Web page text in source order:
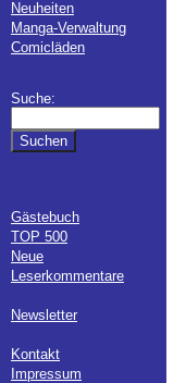
Neuheiten
Manga-Verwaltung
Comicläden
Suche:
Gästebuch
TOP 500
Neue
Leserkommentare
Newsletter
Kontakt
Impressum